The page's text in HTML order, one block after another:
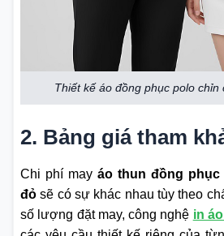
Thiết kế áo đồng phục polo chỉn
2. Bảng giá tham
Chi phí may áo thun đồng phục
đỏ sẽ có sự khác nhau tùy theo
số lượng đặt may, công nghệ in